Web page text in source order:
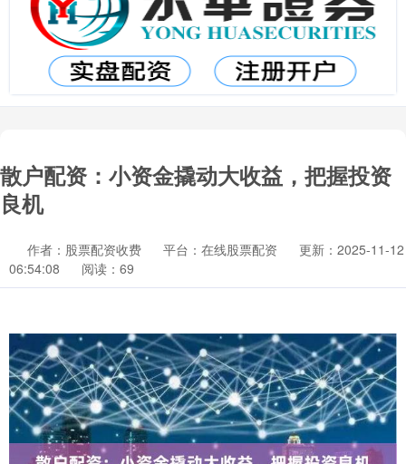
散户配资：小资金撬动大收益，把握投资
良机
作者：股票配资收费 平台：在线股票配资
更新：2025-11-12
06:54:08
阅读：69